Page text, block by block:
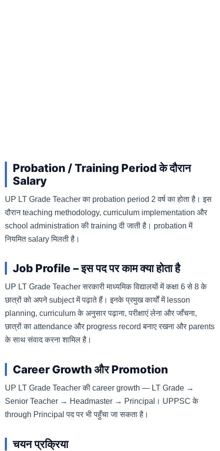
Probation / Training Period के दौरान
Salary
UP LT Grade Teacher का probation period 2 वर्ष का होता है। इस
दौरान teaching methodology, curriculum implementation और
school administration की training दी जाती है। probation में
नियमित salary मिलती है।
Job Profile – इस पद पर काम क्या होता है
UP LT Grade Teacher सरकारी माध्यमिक विद्यालयों में कक्षा 6 से 8 के
छात्रों को अपने subject में पढ़ाते हैं। इनके प्रमुख कार्यों में lesson
planning, curriculum के अनुसार पढ़ाना, परीक्षाएं लेना और जाँचना,
छात्रों का attendance और progress record बनाए रखना और parents
के साथ संवाद करना शामिल है।
Career Growth और Promotion
UP LT Grade Teacher की career growth — LT Grade →
Senior Teacher → Headmaster → Principal। UPPSC के
through Principal पद पर भी पहुँचा जा सकता है।
चयन प्रक्रिया